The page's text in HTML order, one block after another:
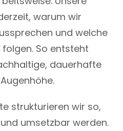
warum wir
und welche
So entsteht
dauerhafte
strukturieren wir so,
umsetzbar werden.